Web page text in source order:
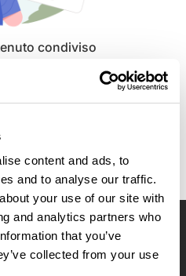
content and ads, to
and to analyse our traffic.
your use of our site with
and analytics partners who
that you’ve
collected from your use
condiviso